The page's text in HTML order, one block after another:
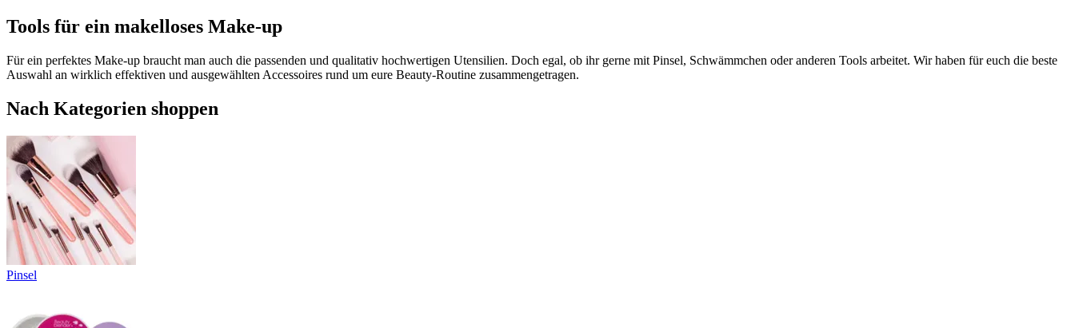
Tools für ein makelloses Make-up
Für ein perfektes Make-up braucht man auch die passenden und qualitativ hochwertigen Utensilien. Doch egal, ob ihr gerne mit Pinsel, Schwämmchen oder anderen Tools arbeitet. Wir haben für euch die beste
Auswahl an wirklich effektiven und ausgewählten Accessoires rund um eure Beauty-Routine zusammengetragen.
Nach Kategorien shoppen
Pinsel